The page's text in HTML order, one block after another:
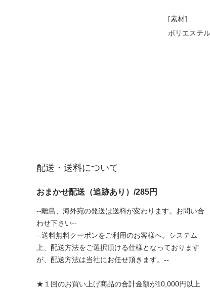
[素材]
ポリエステ
配送・送料について
おまかせ配送（追跡あり）/285円
--離島、海外宛の発送は送料が変わります。お問い合
わせ下さい--
--送料無料クーポンをご利用のお客様へ。システム
上、配送方法をご選択頂ける仕様となっております
が、配送方法は当社にお任せ頂きます。--
★１回のお買い上げ商品の合計金額が10,000円以上